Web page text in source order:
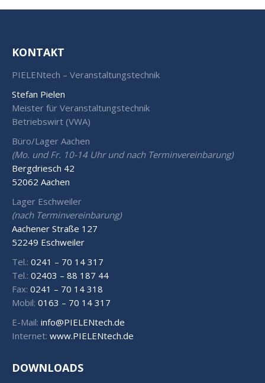
KONTAKT
PIELENtech – Veranstaltungstechnik
Stefan Pielen
Meister für Veranstaltungstechnik
Betriebswirt (VWA)
Büro/Lager Aachen
(Mo. und Fr. 10-14 Uhr und nach Terminvereinbarung)
Bergdriesch 42
52062 Aachen
Lager Eschweiler
(nach Terminvereinbarung)
Aachener Straße 127
52249 Eschweiler
Tel.: 0241 – 70 14 317
Tel.: 02403 – 88 187 44
Fax: 0241 – 70 14 318
Mobil: 0163 – 70 14 317
E-Mail: info@PIELENtech.de
Internet: www.PIELENtech.de
DOWNLOADS